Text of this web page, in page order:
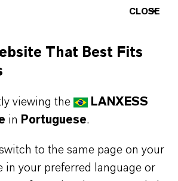
CLOSE
That Best Fits
viewing the
LANXESS
in Portuguese.
to the same page on your
in your preferred language or